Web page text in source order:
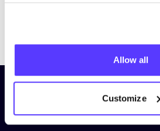
Allow all
Customize
¡Suscríbete a
y mantente